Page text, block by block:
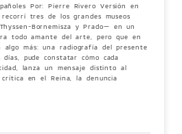
Por: Pierre Rivero Versión en
recorrí tres de los grandes museos
Bornemisza y Prado— en un
todo amante del arte, pero que en
más: una radiografía del presente
pude constatar cómo cada
lanza un mensaje distinto al
crítica en el Reina, la denuncia